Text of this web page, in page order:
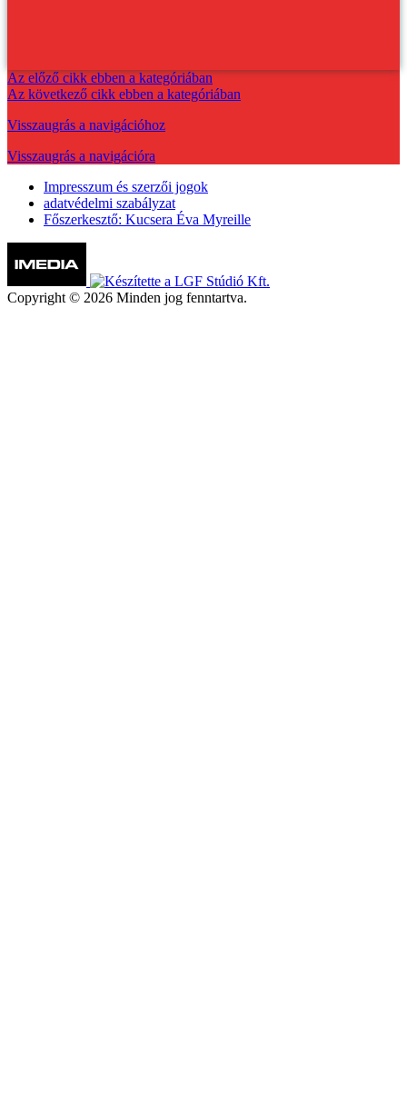
Az előző cikk ebben a kategóriában
Az következő cikk ebben a kategóriában
Visszaugrás a navigációhoz
Visszaugrás a navigációra
Impresszum és szerzői jogok
adatvédelmi szabályzat
Főszerkesztő: Kucsera Éva Myreille
Copyright © 2026 Minden jog fenntartva.